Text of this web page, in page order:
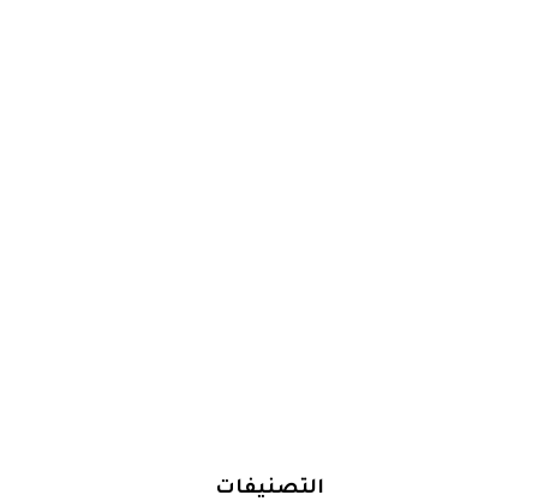
التصنيفات